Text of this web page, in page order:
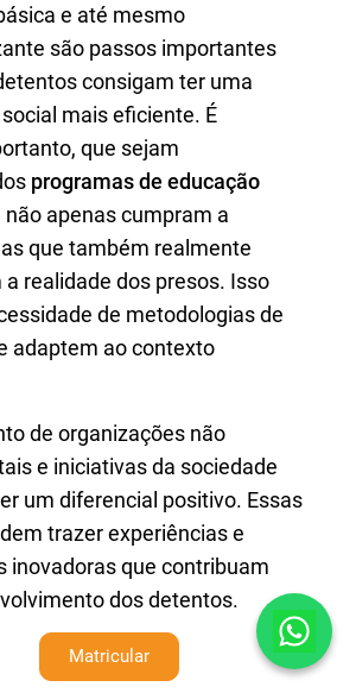
e até mesmo
são passos importantes
consigam ter uma
mais eficiente. É
que sejam
programas de educação
não apenas cumpram a
que também realmente
realidade dos presos. Isso
de metodologias de
adaptem ao contexto
de organizações não
e iniciativas da sociedade
um diferencial positivo. Essas
trazer experiências e
inovadoras que contribuam
dos detentos.
ao lado da sociedade, pode
direitos não sejam
Matricular